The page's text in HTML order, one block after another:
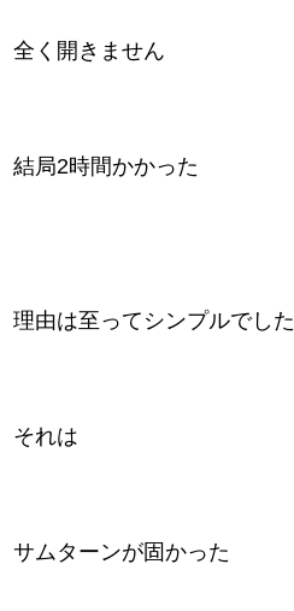
全く開きません
結局2時間かかった
理由は至ってシンプルでした
それは
サムターンが固かった